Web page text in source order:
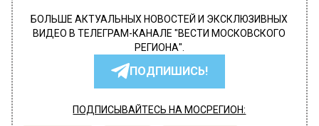
БОЛЬШЕ АКТУАЛЬНЫХ НОВОСТЕЙ И ЭКСКЛЮЗИВНЫХ
ВИДЕО В ТЕЛЕГРАМ-КАНАЛЕ "ВЕСТИ МОСКОВСКОГО
РЕГИОНА".
ПОДПИШИСЬ!
ПОДПИСЫВАЙТЕСЬ НА МОСРЕГИОН: